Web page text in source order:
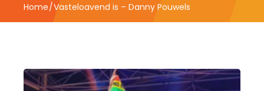
Home Vasteloavend is – Danny Pouwels